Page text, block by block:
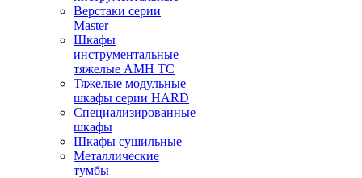
Верстаки серии
Master
Шкафы
инструментальные
тяжелые AMH TC
Тяжелые модульные
шкафы серии HARD
Cпециализированные
шкафы
Шкафы сушильные
Металлические
тумбы